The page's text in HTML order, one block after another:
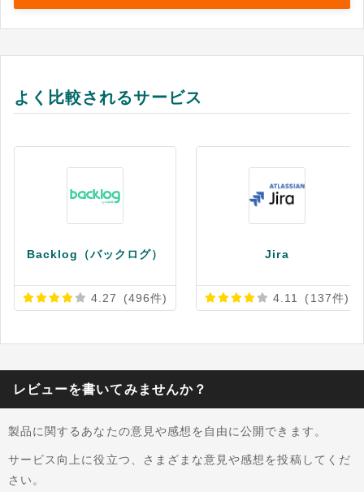
きる仕組みです。 また、ジョブカン勤怠管理と連
携し、勤怠情報をクラウドログに取り込むこと
理を同期させたり、Microsoft Entra IDによってシ
ングルサインオンを付与したりと、運用面でも柔
よく比較されるサービス
Backlog（バックログ）
4.27 (496件)
Jira
4.11 (137件)
レビューを書いてみませんか？
製品に関するあなたの意見や感想を自由に公開できます。
サービス向上に役立つ、さまざまな意見や感想を投稿してくだ
さい。